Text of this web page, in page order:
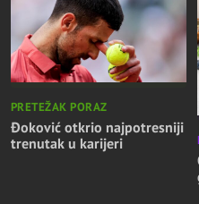
PRETEŽAK PORAZ
Đoković otkrio najpotresniji
trenutak u karijeri